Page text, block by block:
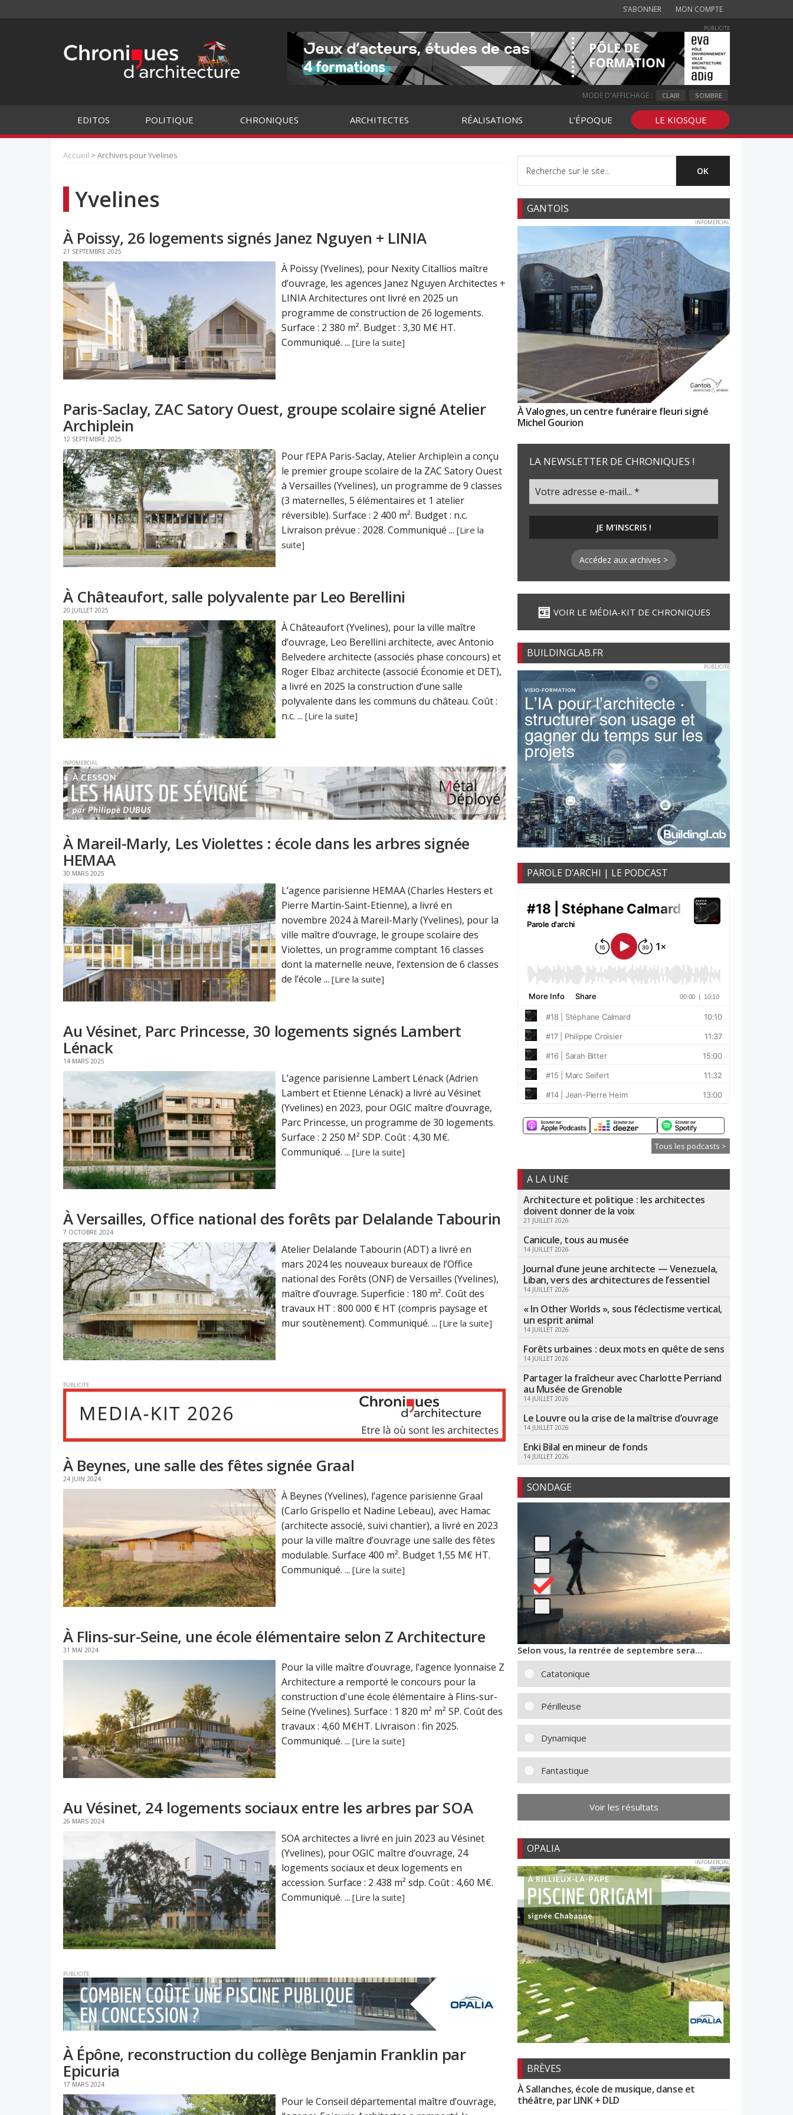
S’ABONNER MON COMPTE
PUBLICITE
MODE D'AFFICHAGE : CLAIR SOMBRE
EDITOS POLITIQUE CHRONIQUES ARCHITECTES RÉALISATIONS L’ÉPOQUE LE KIOSQUE
Accueil > Archives pour Yvelines
Yvelines
À Poissy, 26 logements signés Janez Nguyen + LINIA
21 SEPTEMBRE 2025
À Poissy (Yvelines), pour Nexity Citallios maître
d’ouvrage, les agences Janez Nguyen Architectes +
LINIA Architectures ont livré en 2025 un
programme de construction de 26 logements.
Surface : 2 380 m². Budget : 3,30 M€ HT.
Communiqué. ... [Lire la suite]
Paris-Saclay, ZAC Satory Ouest, groupe scolaire signé Atelier
Archiplein
12 SEPTEMBRE 2025
Pour l’EPA Paris-Saclay, Atelier Archiplein a conçu
le premier groupe scolaire de la ZAC Satory Ouest
à Versailles (Yvelines), un programme de 9 classes
(3 maternelles, 5 élémentaires et 1 atelier
réversible). Surface : 2 400 m². Budget : n.c.
Livraison prévue : 2028. Communiqué ... [Lire la
suite]
À Châteaufort, salle polyvalente par Leo Berellini
20 JUILLET 2025
À Châteaufort (Yvelines), pour la ville maître
d’ouvrage, Leo Berellini architecte, avec Antonio
Belvedere architecte (associés phase concours) et
Roger Elbaz architecte (associé Économie et DET),
a livré en 2025 la construction d’une salle
polyvalente dans les communs du château. Coût :
n.c. ... [Lire la suite]
INFOMERCIAL
À Mareil-Marly, Les Violettes : école dans les arbres signée
HEMAA
30 MARS 2025
L’agence parisienne HEMAA (Charles Hesters et
Pierre Martin-Saint-Etienne), a livré en
novembre 2024 à Mareil-Marly (Yvelines), pour la
ville maître d‘ouvrage, le groupe scolaire des
Violettes, un programme comptant 16 classes
dont la maternelle neuve, l’extension de 6 classes
de l’école ... [Lire la suite]
Au Vésinet, Parc Princesse, 30 logements signés Lambert
Lénack
14 MARS 2025
L’agence parisienne Lambert Lénack (Adrien
Lambert et Etienne Lénack) a livré au Vésinet
(Yvelines) en 2023, pour OGIC maître d’ouvrage,
Parc Princesse, un programme de 30 logements.
Surface : 2 250 M² SDP. Coût : 4,30 M€.
Communiqué. ... [Lire la suite]
À Versailles, Office national des forêts par Delalande Tabourin
7 OCTOBRE 2024
Atelier Delalande Tabourin (ADT) a livré en
mars 2024 les nouveaux bureaux de l’Office
national des Forêts (ONF) de Versailles (Yvelines),
maître d’ouvrage. Superficie : 180 m². Coût des
travaux HT : 800 000 € HT (compris paysage et
mur soutènement). Communiqué. ... [Lire la suite]
PUBLICITE
À Beynes, une salle des fêtes signée Graal
24 JUIN 2024
À Beynes (Yvelines), l’agence parisienne Graal
(Carlo Grispello et Nadine Lebeau), avec Hamac
(architecte associé, suivi chantier), a livré en 2023
pour la ville maître d’ouvrage une salle des fêtes
modulable. Surface 400 m². Budget 1,55 M€ HT.
Communiqué. ... [Lire la suite]
À Flins-sur-Seine, une école élémentaire selon Z Architecture
31 MAI 2024
Pour la ville maître d’ouvrage, l’agence lyonnaise Z
Architecture a remporté le concours pour la
construction d'une école élémentaire à Flins-sur-
Seine (Yvelines). Surface : 1 820 m² m² SP. Coût des
travaux : 4,60 M€HT. Livraison : fin 2025.
Communiqué. ... [Lire la suite]
Au Vésinet, 24 logements sociaux entre les arbres par SOA
26 MARS 2024
SOA architectes a livré en juin 2023 au Vésinet
(Yvelines), pour OGIC maître d’ouvrage, 24
logements sociaux et deux logements en
accession. Surface : 2 438 m² sdp. Coût : 4,60 M€.
Communiqué. ... [Lire la suite]
PUBLICITE
À Épône, reconstruction du collège Benjamin Franklin par
Epicuria
17 MARS 2024
Pour le Conseil départemental maître d’ouvrage,
GANTOIS
INFOMERCIAL
À Valognes, un centre funéraire fleuri signé
Michel Gourion
LA NEWSLETTER DE CHRONIQUES !
Accédez aux archives >
VOIR LE MÉDIA-KIT DE CHRONIQUES
BUILDINGLAB.FR
PUBLICITE
PAROLE D’ARCHI | LE PODCAST
Tous les podcasts >
A LA UNE
Architecture et politique : les architectes
doivent donner de la voix
21 JUILLET 2026
Canicule, tous au musée
14 JUILLET 2026
Journal d’une jeune architecte — Venezuela,
Liban, vers des architectures de l’essentiel
14 JUILLET 2026
« In Other Worlds », sous l’éclectisme vertical,
un esprit animal
14 JUILLET 2026
Forêts urbaines : deux mots en quête de sens
14 JUILLET 2026
Partager la fraîcheur avec Charlotte Perriand
au Musée de Grenoble
14 JUILLET 2026
Le Louvre ou la crise de la maîtrise d’ouvrage
14 JUILLET 2026
Enki Bilal en mineur de fonds
14 JUILLET 2026
SONDAGE
Selon vous, la rentrée de septembre sera…
Catatonique
Périlleuse
Dynamique
Fantastique
Voir les résultats
OPALIA
INFOMERCIAL
BRÈVES
À Sallanches, école de musique, danse et
théâtre, par LINK + DLD